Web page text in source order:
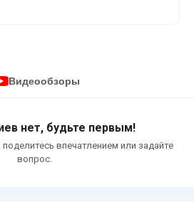
Видеообзоры
нет, будьте первым!
впечатлением или задайте
вопрос.